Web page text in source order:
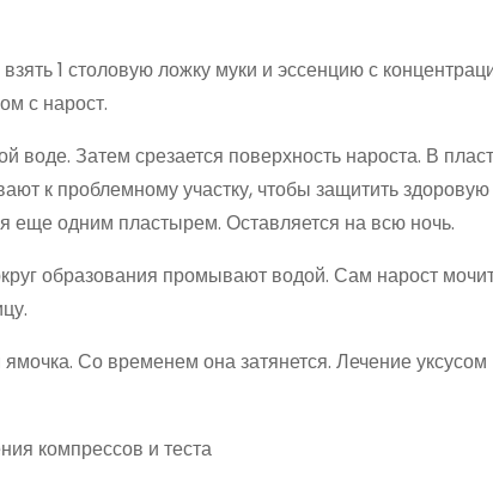
1 столовую ложку муки и эссенцию с
с нарост.
Затем срезается поверхность нароста. В
к проблемному участку, чтобы защитить
еще одним пластырем. Оставляется на всю ночь.
образования промывают водой. Сам нарост
Со временем она затянется. Лечение уксусом